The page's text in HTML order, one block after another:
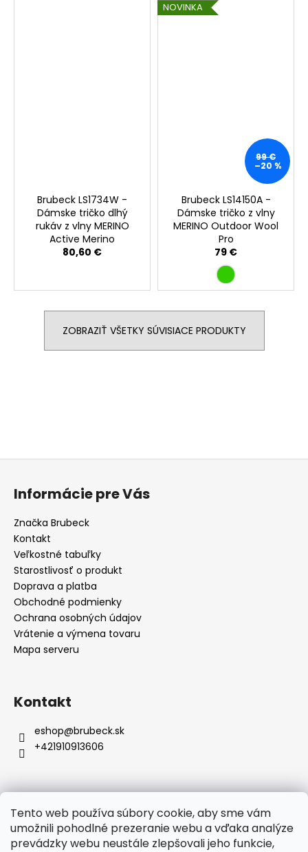
Tento web používa súbory cookie, aby sme vám
umožnili pohodlné prezeranie webu a vďaka analýze
prevádzky webu neustále zlepšovali jeho funkcie,
Brubeck LS1734W -
Dámske tričko dlhý
rukáv z vlny MERINO
Active Merino
80,60 €
NOVINKA
99 €
–20 %
Brubeck LS14150A -
Dámske tričko z vlny
MERINO Outdoor Wool
Pro
79 €
ZOBRAZIŤ VŠETKY SÚVISIACE PRODUKTY
Z
Informácie pre Vás
Značka Brubeck
Kontakt
Veľkostné tabuľky
Starostlivosť o produkt
Doprava a platba
Obchodné podmienky
Ochrana osobných údajov
Vrátenie a výmena tovaru
Mapa serveru
Kontakt
eshop@brubeck.sk
+421910913606
Prijímame online platby